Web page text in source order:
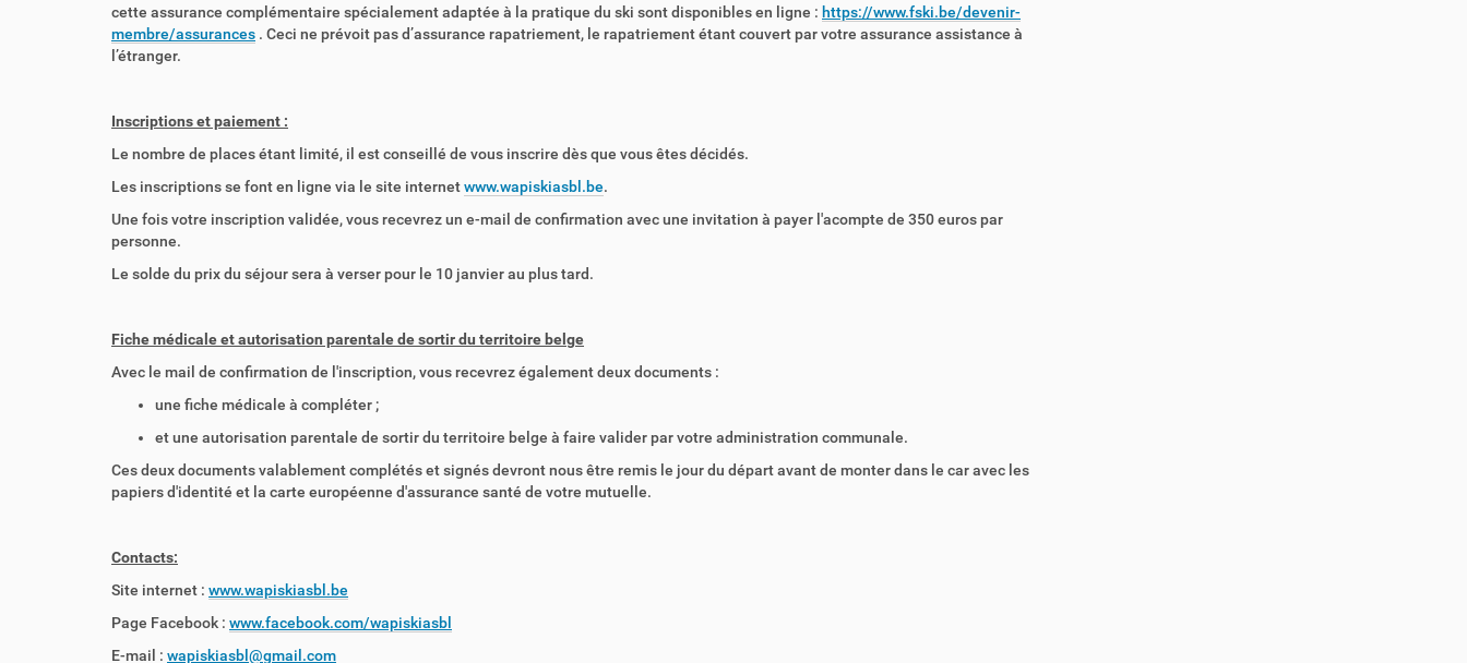
cette assurance complémentaire spécialement adaptée à la pratique du ski sont disponibles en ligne : https://www.fski.be/devenir-
membre/assurances . Ceci ne prévoit pas d’assurance rapatriement, le rapatriement étant couvert par votre assurance assistance à
l’étranger.
Inscriptions et paiement :
Le nombre de places étant limité, il est conseillé de vous inscrire dès que vous êtes décidés.
Les inscriptions se font en ligne via le site internetwww.wapiskiasbl.be.
Une fois votre inscription validée, vous recevrez un e-mail de confirmation avec une invitation à payer l'acompte de 350 euros par
personne.
Le solde du prix du séjour sera à verser pour le 10 janvier au plus tard.
Fiche médicale et autorisation parentale de sortir du territoire belge
Avec le mail de confirmation de l'inscription, vous recevrez également deux documents :
une fiche médicale à compléter ;
et une autorisation parentale de sortir du territoire belge à faire valider par votre administration communale.
Ces deux documents valablement complétés et signés devront nous être remis le jour du départ avant de monter dans le car avec les
papiers d'identité et la carte européenne d'assurance santé de votre mutuelle.
Contacts:
Site internet : www.wapiskiasbl.be
Page Facebook : www.facebook.com/wapiskiasbl
E-mail : wapiskiasbl@gmail.com